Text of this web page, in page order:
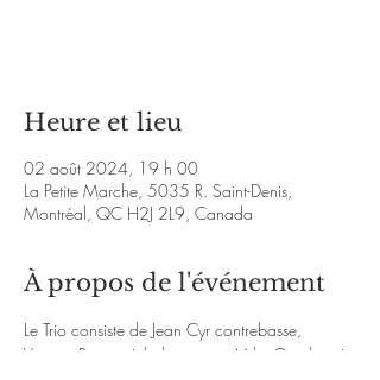
Heure et lieu
02 août 2024, 19 h 00
La Petite Marche, 5035 R. Saint-Denis,
Montréal, QC H2J 2L9, Canada
À propos de l'événement
Le Trio consiste de Jean Cyr contrebasse,
Vincent Ravary à la batterie et Mike Gauthier à